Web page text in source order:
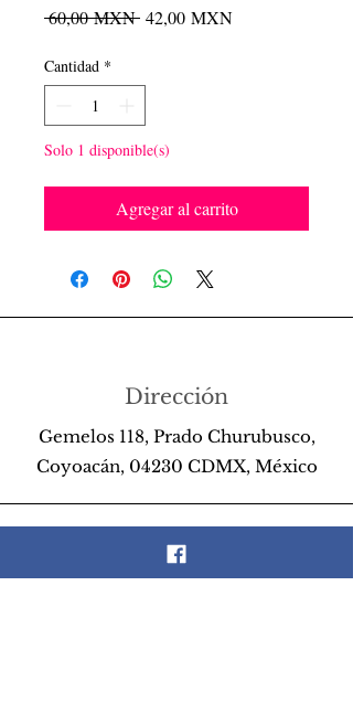
60,00 MXN Precio
42,00 MXNPrecio
Cantidad *
Solo 1 disponible(s)
Agregar al carrito
Dirección
Gemelos 118, Prado Churubusco,
Coyoacán, 04230 CDMX, México
Teléfono